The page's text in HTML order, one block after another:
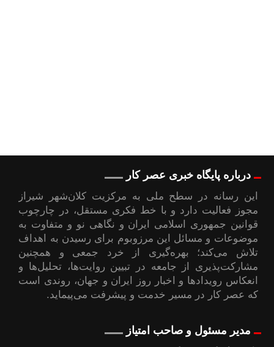
درباره پایگاه خبری عصر کار
این رسانه در سطح ملی به مرکزیت کلان‌شهر شیراز
مجوز فعالیت دارد و با خط فکری مستقل، در چارچوب
قوانین جمهوری اسلامی ایران و نگاهی نو و متفاوت به
موضوعات ‌و مسائل این مرزوبوم برای رسیدن به اهداف
تلاش می‌کند؛ بهره‌گیری از خرد جمعی و همچنین
مشارکت‌پذیری از جامعه در تبیین روایت‌ها، تحلیل‌ها و
انعکاس رویدادها و اخبار روز ایران و جهان، روندی است
که عصر کار در مسیر خدمت و پیشرفت می‌پیماید.
مدیر مسئول و صاحب امتیاز